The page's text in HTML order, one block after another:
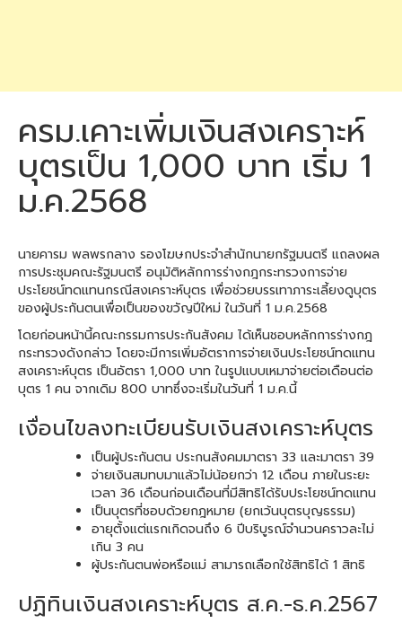
ครม.เคาะเพิ่มเงินสงเคราะห์
บุตรเป็น 1,000 บาท เริ่ม 1
ม.ค.2568
นายคารม พลพรกลาง รองโฆษกประจำสำนักนายกรัฐมนตรี แถลงผล
การประชุมคณะรัฐมนตรี อนุมัติหลักการร่างกฎกระทรวงการจ่าย
ประโยชน์ทดแทนกรณีสงเคราะห์บุตร เพื่อช่วยบรรเทาภาระเลี้ยงดูบุตร
ของผู้ประกันตนเพื่อเป็นของขวัญปีใหม่ ในวันที่ 1 ม.ค.2568
โดยก่อนหน้านี้คณะกรรมการประกันสังคม ได้เห็นชอบหลักการร่างกฎ
กระทรวงดังกล่าว โดยจะมีการเพิ่มอัตราการจ่ายเงินประโยชน์ทดแทน
สงเคราะห์บุตร เป็นอัตรา 1,000 บาท ในรูปแบบเหมาจ่ายต่อเดือนต่อ
บุตร 1 คน จากเดิม 800 บาทซึ่งจะเริ่มในวันที่ 1 ม.ค.นี้
เงื่อนไขลงทะเบียนรับเงินสงเคราะห์บุตร
เป็นผู้ประกันตน ประกนสังคมมาตรา 33 และมาตรา 39
จ่ายเงินสมทบมาแล้วไม่น้อยกว่า 12 เดือน ภายในระยะ
เวลา 36 เดือนก่อนเดือนที่มีสิทธิได้รับประโยชน์ทดแทน
เป็นบุตรที่ชอบด้วยกฎหมาย (ยกเว้นบุตรบุญธรรม)
อายุตั้งแต่แรกเกิดจนถึง 6 ปีบริบูรณ์จำนวนคราวละไม่
เกิน 3 คน
ผู้ประกันตนพ่อหรือแม่ สามารถเลือกใช้สิทธิได้ 1 สิทธิ
ปฏิทินเงินสงเคราะห์บุตร ส.ค.-ธ.ค.2567